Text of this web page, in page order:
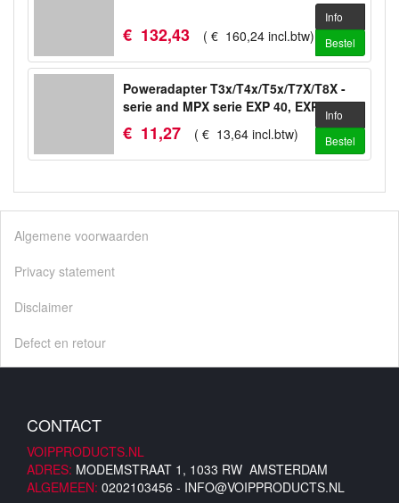
€ 132,43 ( € 160,24 incl.btw)
Info
Bestel
Poweradapter T3x/T4x/T5x/T7X/T8X -
serie and MPX serie EXP 40, EXP 50
€ 11,27 ( € 13,64 incl.btw)
Info
Bestel
Algemene voorwaarden
Privacy statement
Disclaimer
Defect en retour
CONTACT
VOIPPRODUCTS.NL
ADRES: MODEMSTRAAT 1, 1033 RW AMSTERDAM
ALGEMEEN: 0202103456 - INFO@VOIPPRODUCTS.NL